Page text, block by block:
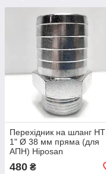
Перехідник на шланг НТ
1" Ø 38 мм пряма (для
АПН) Hiposan
480 ₴